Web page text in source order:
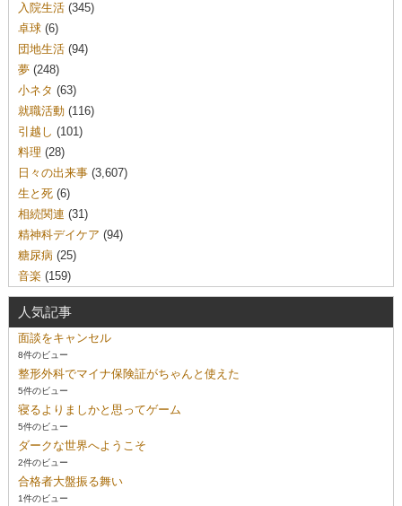
入院生活(345)
卓球(6)
団地生活(94)
夢(248)
小ネタ (63)
就職活動(116)
引越し (101)
料理 (28)
日々の出来事(3,607)
生と死(6)
相続関連 (31)
精神科デイケア (94)
糖尿病 (25)
音楽(159)
人気記事
面談をキャンセル
8件のビュー
整形外科でマイナ保険証がちゃんと使えた
5件のビュー
寝るよりましかと思ってゲーム
5件のビュー
ダークな世界へようこそ
2件のビュー
合格者大盤振る舞い
1件のビュー